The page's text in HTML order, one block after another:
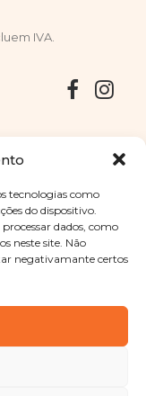
tecnologias como
do dispositivo.
dados, como
neste site. Não
negativamante certos
IVA.
. Todos os direitos
e condições